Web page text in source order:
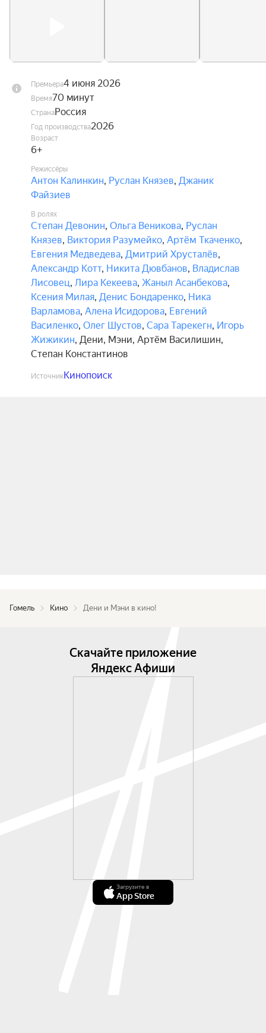
Премьера4 июня 2026
Время70 минут
СтранаРоссия
Год производства2026
Возраст
6+
Режиссёры
Антон Калинкин, Руслан Князев, Джаник
Файзиев
В ролях
Степан Девонин, Ольга Веникова, Руслан
Князев, Виктория Разумейко, Артём Ткаченко,
Евгения Медведева, Дмитрий Хрусталёв,
Александр Котт, Никита Дювбанов, Владислав
Лисовец, Лира Кекеева, Жаныл Асанбекова,
Ксения Милая, Денис Бондаренко, Ника
Варламова, Алена Исидорова, Евгений
Василенко, Олег Шустов, Сара Тарекегн, Игорь
Жижикин, Дени, Мэни, Артём Василишин,
Степан Константинов
ИсточникКинопоиск
Гомель Кино Дени и Мэни в кино!
Скачайте приложение
Яндекс Афиши
Загрузите в
App Store